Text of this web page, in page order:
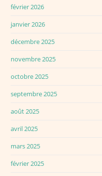
février 2026
janvier 2026
décembre 2025
novembre 2025
octobre 2025
septembre 2025
août 2025
avril 2025
mars 2025
février 2025